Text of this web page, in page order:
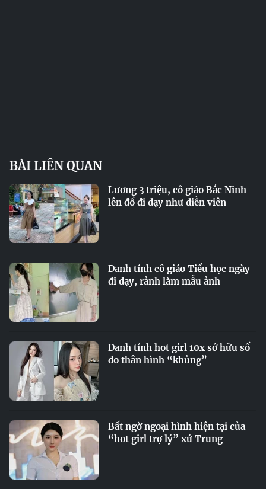
BÀI LIÊN QUAN
Lương 3 triệu, cô giáo Bắc Ninh
lên đồ đi dạy như diễn viên
Danh tính cô giáo Tiểu học ngày
đi dạy, rảnh làm mẫu ảnh
Danh tính hot girl 10x sở hữu số
đo thân hình “khủng”
Bất ngờ ngoại hình hiện tại của
“hot girl trợ lý” xứ Trung